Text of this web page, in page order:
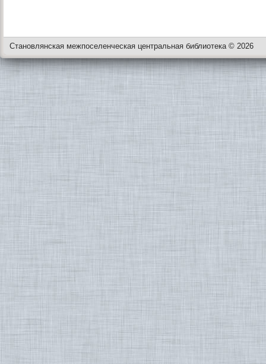
Становлянская межпоселенческая центральная библиотека © 2026